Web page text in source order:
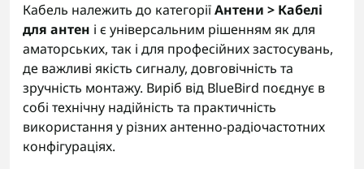
Кабель належить до категоріїАнтени > Кабелі
для антен і є універсальним рішенням як для
аматорських, так і для професійних застосувань,
де важливі якість сигналу, довговічність та
зручність монтажу. Виріб від BlueBird поєднує в
собі технічну надійність та практичність
використання у різних антенно-радіочастотних
конфігураціях.